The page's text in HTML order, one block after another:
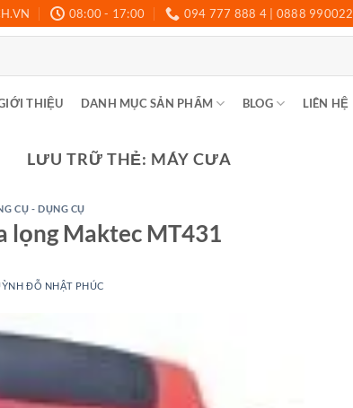
08:00 - 17:00 094 777 888 4 | 0888 990022
THIỆU DANH MỤC SẢN PHẨM BLOG LIÊN HỆ
LƯU TRỮ THẺ: MÁY CƯA
CỤ - DỤNG CỤ
lọng Maktec MT431
ĐỖ NHẬT PHÚC